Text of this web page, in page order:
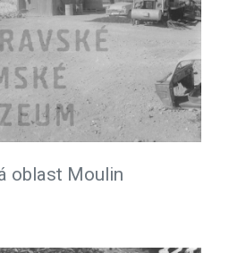
oblast Moulin